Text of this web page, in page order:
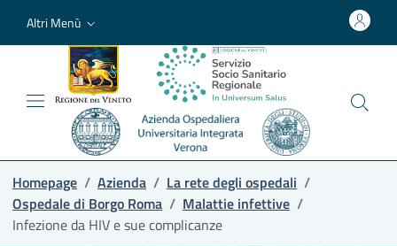
Altri Menù
Homepage / Azienda / La rete degli ospedali /
Ospedale di Borgo Roma / Malattie infettive /
Infezione da HIV e sue complicanze